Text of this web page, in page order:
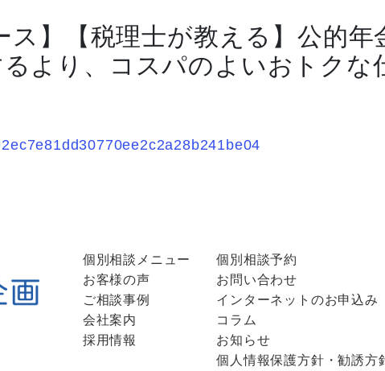
ス】【税理士が教える】公的年
より、コスパのよいおトクな
個別相談メニュー
お客様の声
ご相談事例
会社案内
採用情報
個別相談予約
お問い合わせ
インターネットのお申込み
コラム
お知らせ
個人情報保護方針・勧誘方